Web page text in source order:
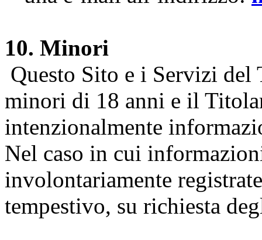
10. Minori
Questo Sito e i Servizi del
minori di 18 anni e il
intenzionalmente
Nel caso in cui
involontariamente
tempestivo, su richiesta